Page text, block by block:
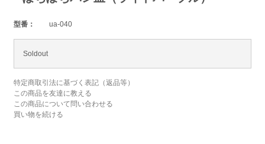
型番： ua-040
Soldout
特定商取引法に基づく表記（返品等）
この商品を友達に教える
この商品について問い合わせる
買い物を続ける